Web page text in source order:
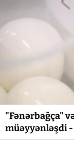
"Fənərbağça"
müəyyənləşdi